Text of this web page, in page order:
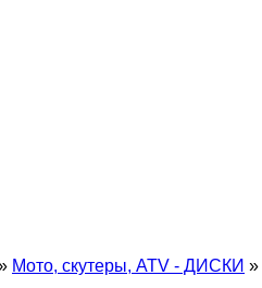
Мото, скутеры, ATV - ДИСКИ »